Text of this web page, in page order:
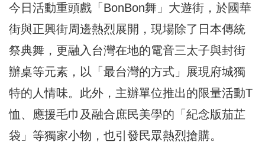
今日活動重頭戲「BonBon舞」大遊街，於國華
街與正興街周邊熱烈展開，現場除了日本傳統
祭典舞，更融入台灣在地的電音三太子與封街
辦桌等元素，以「最台灣的方式」展現府城獨
特的人情味。此外，主辦單位推出的限量活動T
恤、應援毛巾及融合庶民美學的「紀念版茄芷
袋」等獨家小物，也引發民眾熱烈搶購。